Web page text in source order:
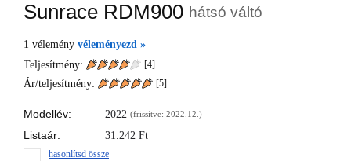
Sunrace RDM900 hátsó váltó
1 vélemény véleményezd »
Teljesítmény:
[4]
Ár/teljesítmény: [5]
Modellév: 2022 (frissítve: 2022.12.)
Listaár: 31.242 Ft
hasonlítsd össze